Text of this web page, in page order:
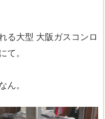
る大型 大阪ガスコンロ
て。
ん。